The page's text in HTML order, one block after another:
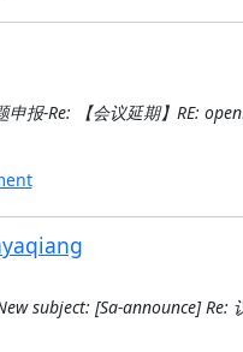
申报-Re: 【会议延期】RE:
subject: [Sa-announce] Re: